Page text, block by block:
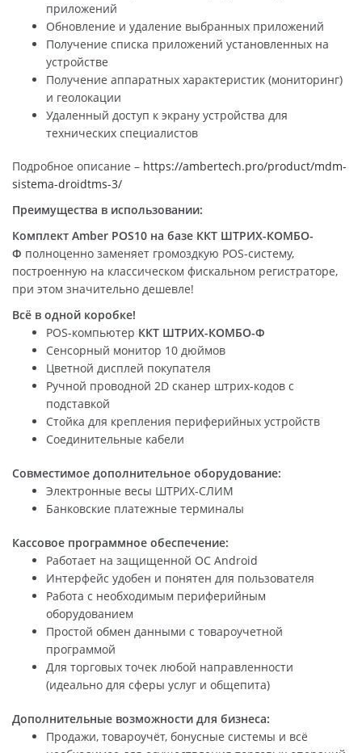
приложений
Обновление и удаление выбранных приложений
Получение списка приложений установленных на
устройстве
Получение аппаратных характеристик (мониторинг)
и геолокации
Удаленный доступ к экрану устройства для
технических специалистов
Подробное описание – https://ambertech.pro/product/mdm-
sistema-droidtms-3/
Преимущества в использовании:
Комплект Amber POS10 на базе ККТ ШТРИХ-КОМБО-
Ф полноценно заменяет громоздкую POS-систему,
построенную на классическом фискальном регистраторе,
при этом значительно дешевле!
Всё в одной коробке!
POS-компьютер ККТ ШТРИХ-КОМБО-Ф
Сенсорный монитор 10 дюймов
Цветной дисплей покупателя
Ручной проводной 2D сканер штрих-кодов с
подставкой
Стойка для крепления периферийных устройств
Соединительные кабели
Совместимое дополнительное оборудование:
Электронные весы ШТРИХ-СЛИМ
Банковские платежные терминалы
Кассовое программное обеспечение:
Работает на защищенной ОС Android
Интерфейс удобен и понятен для пользователя
Работа с необходимым периферийным
оборудованием
Простой обмен данными с товароучетной
программой
Для торговых точек любой направленности
(идеально для сферы услуг и общепита)
Дополнительные возможности для бизнеса:
Продажи, товароучёт, бонусные системы и всё